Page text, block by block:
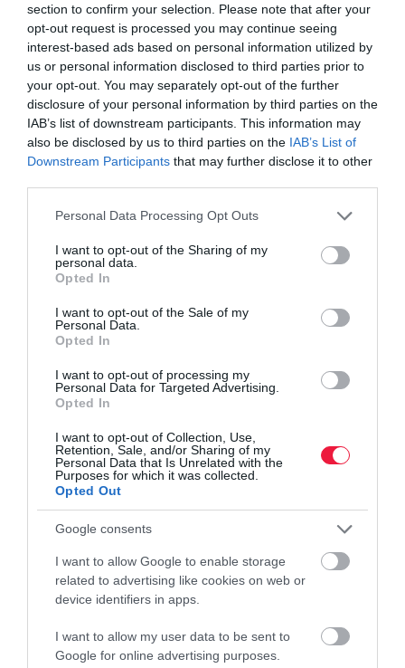
section to confirm your selection. Please note that after your
opt-out request is processed you may continue seeing
interest-based ads based on personal information utilized by
us or personal information disclosed to third parties prior to
your opt-out. You may separately opt-out of the further
disclosure of your personal information by third parties on the
IAB’s list of downstream participants. This information may
also be disclosed by us to third parties on the IAB’s List of
Downstream Participants that may further disclose it to other
Please note that this website/app uses one or more Google
not limited to your visit or usage behaviour. You may click to
grant or deny consent to Google and its third-party tags to
use your data for below specified purposes in below Google
consent section.
Personal Data Processing Opt Outs
I want to opt-out of the Sharing of my
personal data.
Opted In
I want to opt-out of the Sale of my
Personal Data.
Opted In
I want to opt-out of processing my
Personal Data for Targeted Advertising.
Opted In
I want to opt-out of Collection, Use,
Retention, Sale, and/or Sharing of my
Personal Data that Is Unrelated with the
Purposes for which it was collected.
Opted Out
Google consents
I want to allow Google to enable storage
related to advertising like cookies on web or
device identifiers in apps.
I want to allow my user data to be sent to
Google for online advertising purposes.
Izgat, hogy mennyibe kerülnek valójában az
egyeurós olasz házak? Itt a válasz
Olaszországban 2019 vége óta tucatnyi településen hirdették meg
ennyi, de a beköltözéshez mélyen a zsebükbe kell nyúlniuk a
felújításra…